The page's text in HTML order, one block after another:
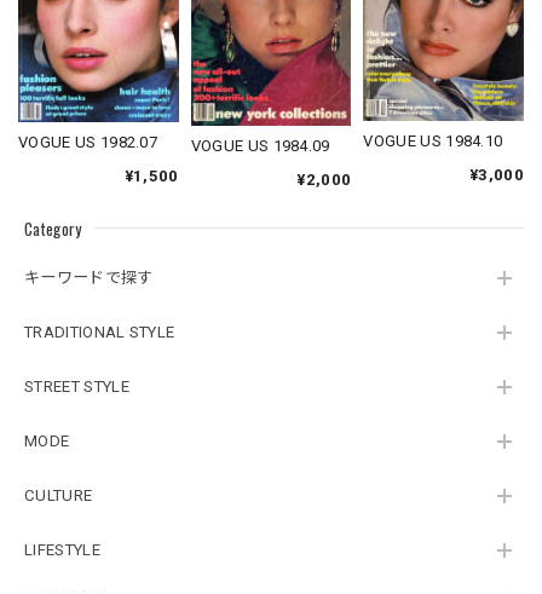
Category
キーワードで探す
TRADITIONAL STYLE
STREET STYLE
MODE
CULTURE
LIFESTYLE
VOGUE US 1982.07
¥1,500
VOGUE US 1984.09
¥2,000
VOGUE US 1984.10
¥3,000